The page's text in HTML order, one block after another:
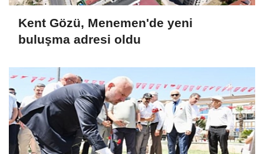
Kent Gözü, Menemen'de yeni
buluşma adresi oldu